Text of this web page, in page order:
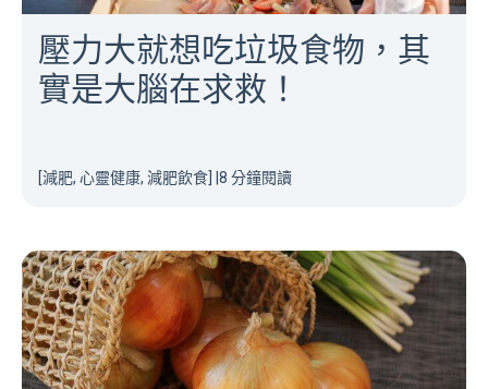
壓力大就想吃垃圾食物，其
實是大腦在求救！
[減肥, 心靈健康, 減肥飲食] 8 分鐘閱讀